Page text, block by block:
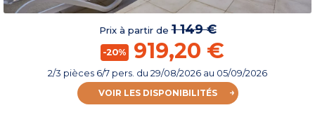
Prix à partir de1 149 €
-20% 919,20 €
2/3 pièces 6/7 pers. du 29/08/2026 au 05/09/2026
VOIR LES DISPONIBILITÉS